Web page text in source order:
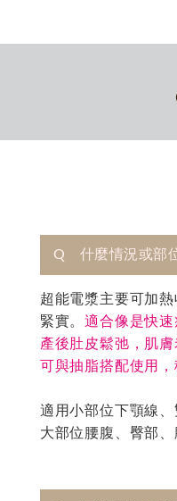
Q 什麼情況或部
超能電漿主要可加
緊實。適合像是快
產後肚皮鬆弛，肌
可與抽脂搭配使用
適用小部位下顎線
大部位腰腹、臀部、